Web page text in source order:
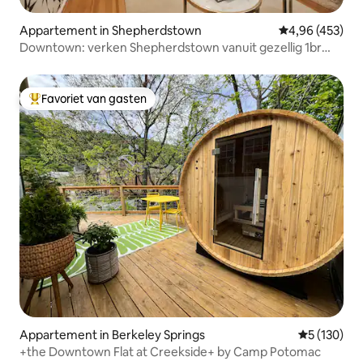
Appartement in Shepherdstown Gemiddelde
4,96 (453)
Downtown: verken Shepherdstown vanuit gezellig 1br
Topfavoriet van gasten
Favoriet van gasten
Appartement in Berkeley Springs
5 (130)
+the Downtown Flat at Creekside+ by Camp Potomac